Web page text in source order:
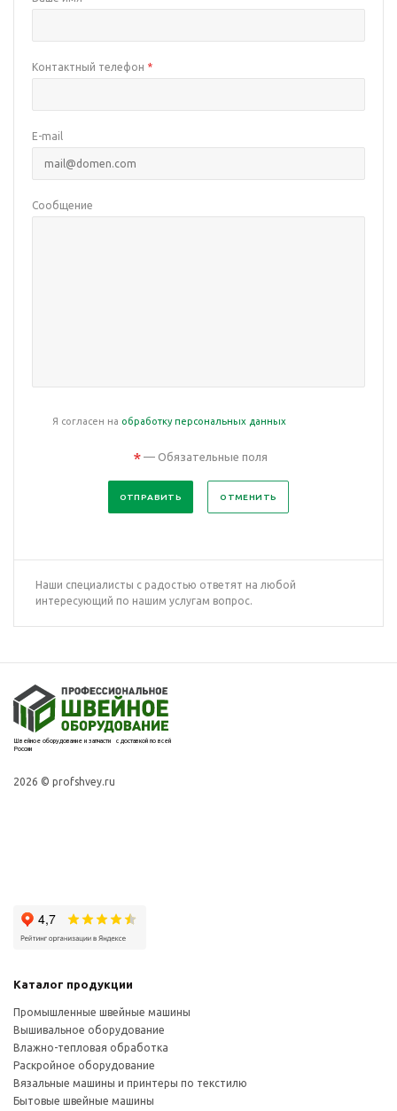
Сообщение
Контактный телефон *
E-mail
Я согласен на обработку персональных данных
*— Обязательные поля
ОТМЕНИТЬ
Наши специалисты с радостью ответят на любой
интересующий по нашим услугам вопрос.
Швейное оборудование и запчасти с доставкой по всей
России
2026 © profshvey.ru
Каталог продукции
Промышленные швейные машины
Вышивальное оборудование
Влажно-тепловая обработка
Раскройное оборудование
Вязальные машины и принтеры по текстилю
Бытовые швейные машины